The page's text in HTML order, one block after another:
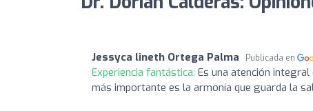
Jessyca lineth Ortega Palma Publicada en
Experiencia fantástica: Es una atención
más importante es la armonía que guarda la